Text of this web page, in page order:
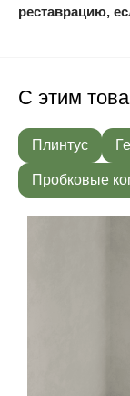
реставрацию,
С этим
Плинтус
Пробковые